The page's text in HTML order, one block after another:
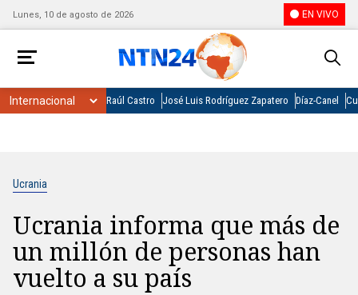
Lunes, 10 de agosto de 2026 EN VIVO
Raúl Castro José Luis Rodríguez Zapatero Díaz-Canel
Ucrania
Ucrania informa que más de
un millón de personas han
vuelto a su país